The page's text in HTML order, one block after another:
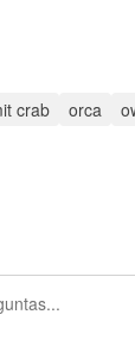
crab orca